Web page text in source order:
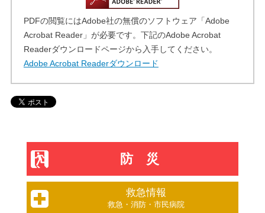
PDFの閲覧にはAdobe社の無償のソフトウェア「Adobe
Acrobat Reader」が必要です。下記のAdobe Acrobat
Readerダウンロードページから入手してください。
Adobe Acrobat Readerダウンロード
防災
救急情報
救急・消防・市民病院